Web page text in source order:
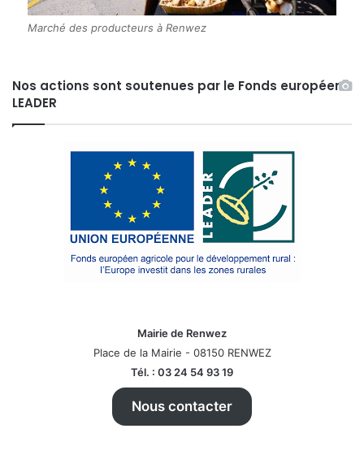
Marché des producteurs à Renwez
Nos actions sont soutenues par le Fonds européen
LEADER
Mairie de Renwez
Place de la Mairie - 08150 RENWEZ
Tél. : 03 24 54 93 19
Nous contacter